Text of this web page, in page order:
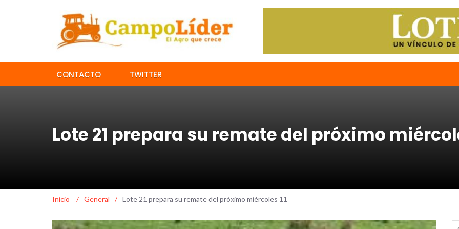
CONTACTO TWITTER
Lote 21 prepara su remate del próximo
Inicio / General / Lote 21 prepara su remate del próximo miércoles 11